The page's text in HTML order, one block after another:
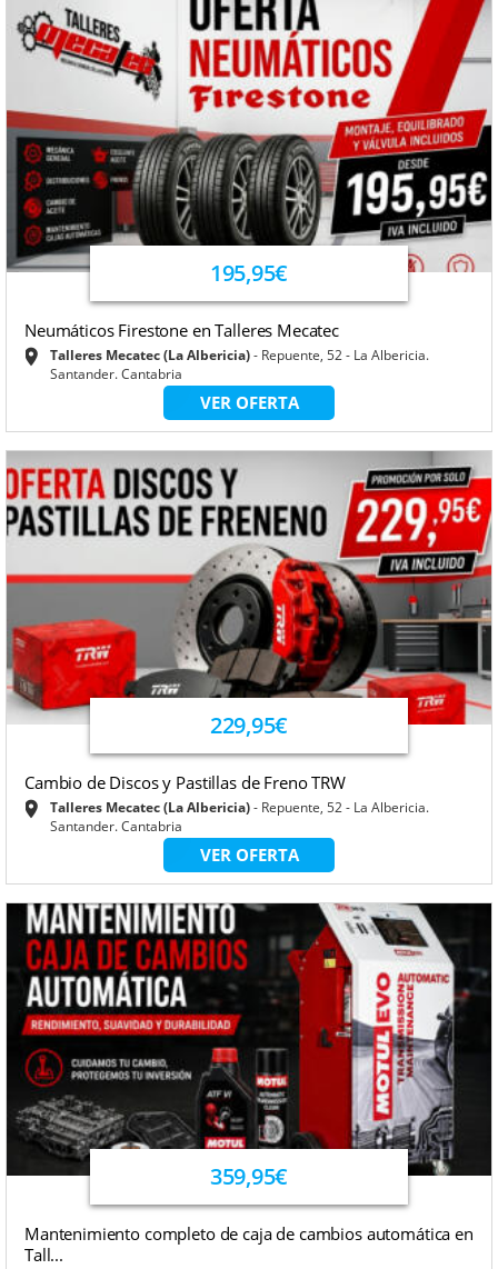
195,95€
Neumáticos Firestone en Talleres Mecatec
Talleres Mecatec (La Albericia)
Repuente, 52 - La Albericia.
Santander. Cantabria
VER OFERTA
229,95€
Cambio de Discos y Pastillas de Freno TRW
Talleres Mecatec (La Albericia)
Repuente, 52 - La Albericia.
Santander. Cantabria
VER OFERTA
359,95€
Mantenimiento completo de caja de cambios automática en
Tall...